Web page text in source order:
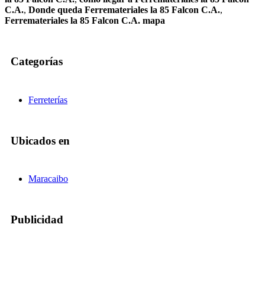
C.A., Donde queda Ferremateriales la 85 Falcon C.A.,
Ferremateriales la 85 Falcon C.A. mapa
Categorías
Ferreterías
Ubicados en
Maracaibo
Publicidad